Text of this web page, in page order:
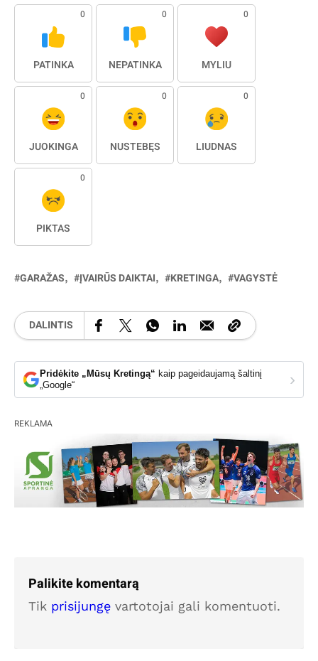
0
PATINKA
0
NEPATINKA
0
MYLIU
0
JUOKINGA
0
NUSTEBĘS
0
LIŪDNAS
0
PIKTAS
GARAŽAS ĮVAIRŪS DAIKTAI KRETINGA VAGYSTĖ
DALINTIS
Pridėkite „Mūsų Kretingą“ kaip pageidaujamą šaltinį
„Google“
›
REKLAMA
Palikite komentarą
Tik prisijungę vartotojai gali komentuoti.